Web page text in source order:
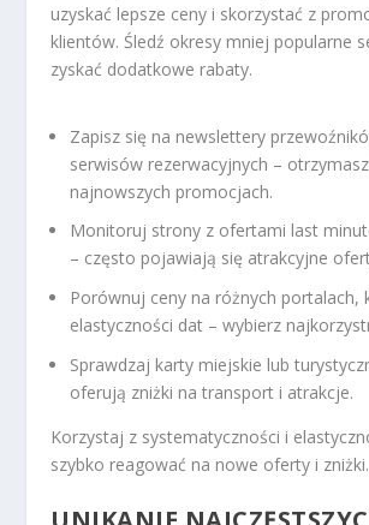
uzyskać lepsze ceny i skorzystać z
klientów. Śledź okresy mniej popularne
zyskać dodatkowe rabaty.
Zapisz się na newslettery
serwisów rezerwacyjnych –
najnowszych promocjach.
Monitoruj strony z ofertami last
– często pojawiają się atrakcyjne
Porównuj ceny na różnych portalach,
elastyczności dat – wybierz
Sprawdzaj karty miejskie lub
oferują zniżki na transport i atrakcje.
Korzystaj z systematyczności i
szybko reagować na nowe oferty i zniżki.